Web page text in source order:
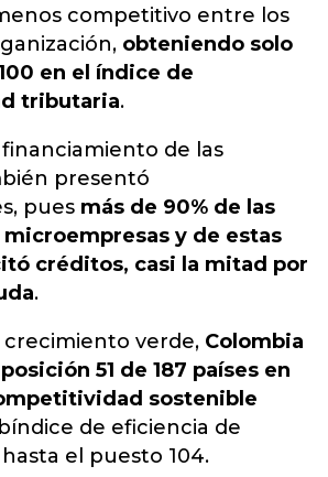
competitivo entre los
obteniendo solo
en el índice de
tributaria.
de las
presentó
pues más de 90% de las
microempresas y de estas
créditos, casi la mitad por
.
verde, Colombia
51 de 187 países en
sostenible
de eficiencia de
el puesto 104.